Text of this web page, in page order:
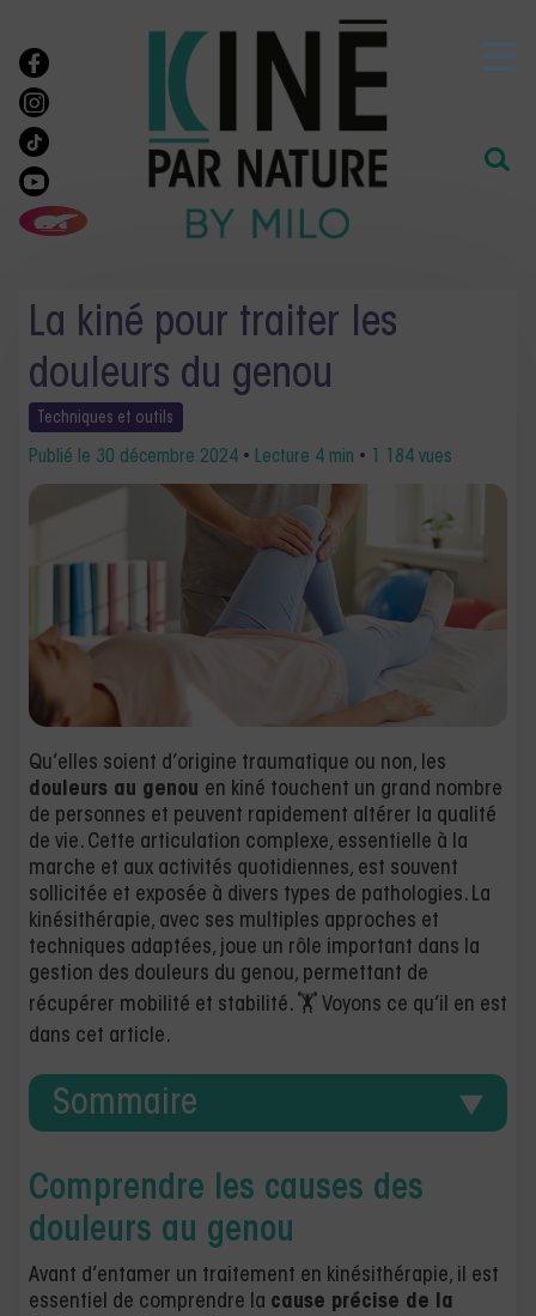
La kiné pour traiter les
douleurs du genou
Techniques et outils
Publié le 30 décembre 2024 • Lecture 4 min • 1 184 vues
Qu’elles soient d’origine traumatique ou non, les
douleurs au genou en kiné touchent un grand nombre
de personnes et peuvent rapidement altérer la qualité
de vie. Cette articulation complexe, essentielle à la
marche et aux activités quotidiennes, est souvent
sollicitée et exposée à divers types de pathologies. La
kinésithérapie, avec ses multiples approches et
techniques adaptées, joue un rôle important dans la
gestion des douleurs du genou, permettant de
récupérer mobilité et stabilité. 🏋️ Voyons ce qu’il en est
dans cet article.
Sommaire
Comprendre les causes des
douleurs au genou
Avant d’entamer un traitement en kinésithérapie, il est
essentiel de comprendre la cause précise de la